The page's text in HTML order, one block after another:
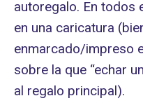
autoregalo. En todos
en una caricatura
enmarcado/impreso
sobre la que “echar
al regalo principal).